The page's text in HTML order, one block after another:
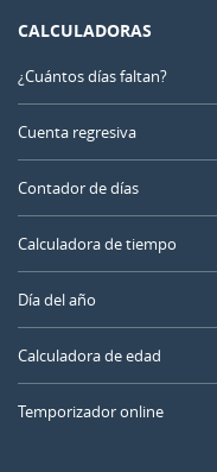
CALCULADORAS
¿Cuántos días faltan?
Cuenta regresiva
Contador de días
Calculadora de tiempo
Día del año
Calculadora de edad
Temporizador online